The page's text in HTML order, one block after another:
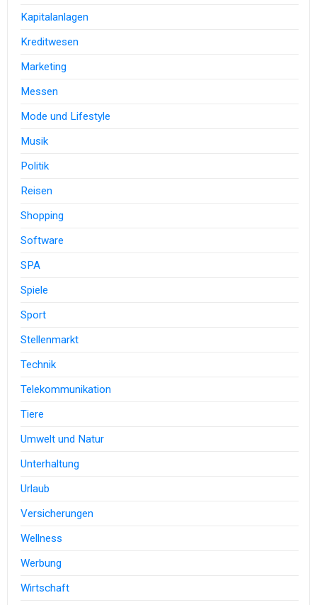
Kapitalanlagen
Kreditwesen
Marketing
Messen
Mode und Lifestyle
Musik
Politik
Reisen
Shopping
Software
SPA
Spiele
Sport
Stellenmarkt
Technik
Telekommunikation
Tiere
Umwelt und Natur
Unterhaltung
Urlaub
Versicherungen
Wellness
Werbung
Wirtschaft